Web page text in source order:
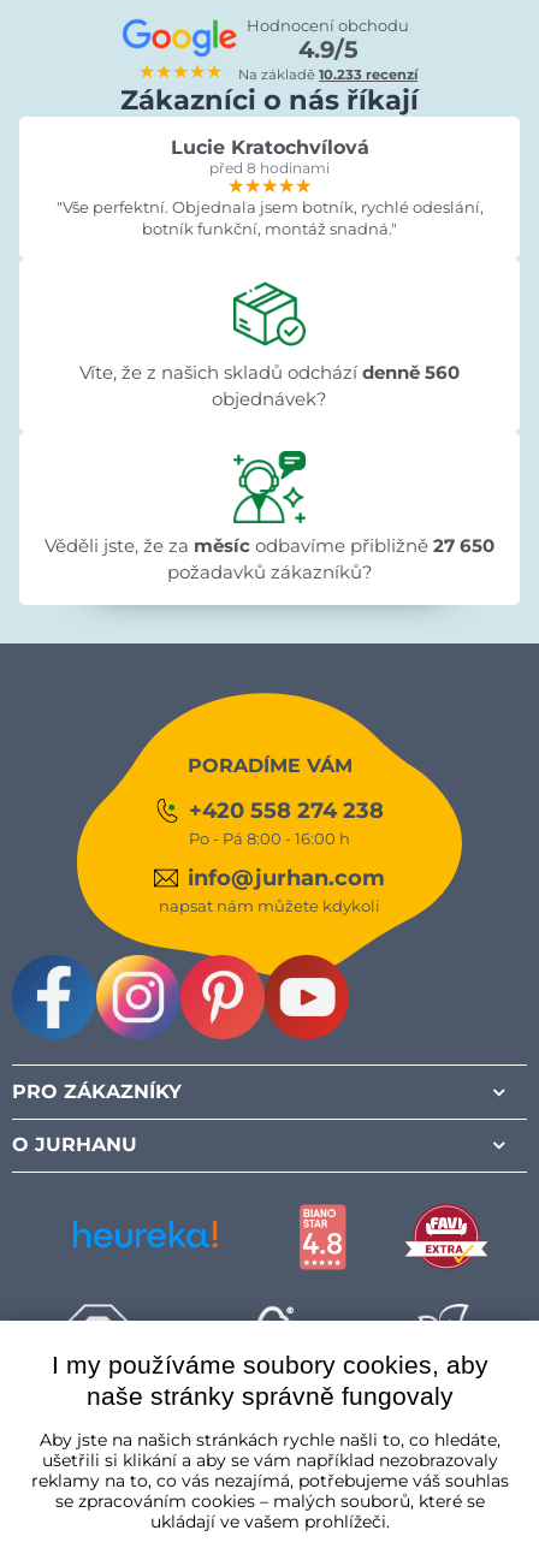
★★★★★
Hodnocení obchodu
4.9/5
Na základě10.233 recenzí
Zákazníci o nás říkají
Lucie Kratochvílová
před 8 hodinami
★★★★★
★★★★★
★★★★★
"Vše perfektní. Objednala jsem botník, rychlé odeslání,
botník funkční, montáž snadná."
Víte, že z našich skladů odchází denně 560
objednávek?
Věděli jste, že za měsíc odbavíme přibližně 27 650
požadavků zákazníků?
PORADÍME VÁM
+420 558 274 238
Po - Pá 8:00 - 16:00 h
info@jurhan.com
napsat nám můžete kdykoli
PRO ZÁKAZNÍKY
O JURHANU
I my používáme soubory cookies, aby
naše stránky správně fungovaly
Aby jste na našich stránkách rychle našli to, co hledáte,
ušetřili si klikání a aby se vám například nezobrazovaly
reklamy na to, co vás nezajímá, potřebujeme váš souhlas
se zpracováním cookies – malých souborů, které se
ukládají ve vašem prohlížeči.